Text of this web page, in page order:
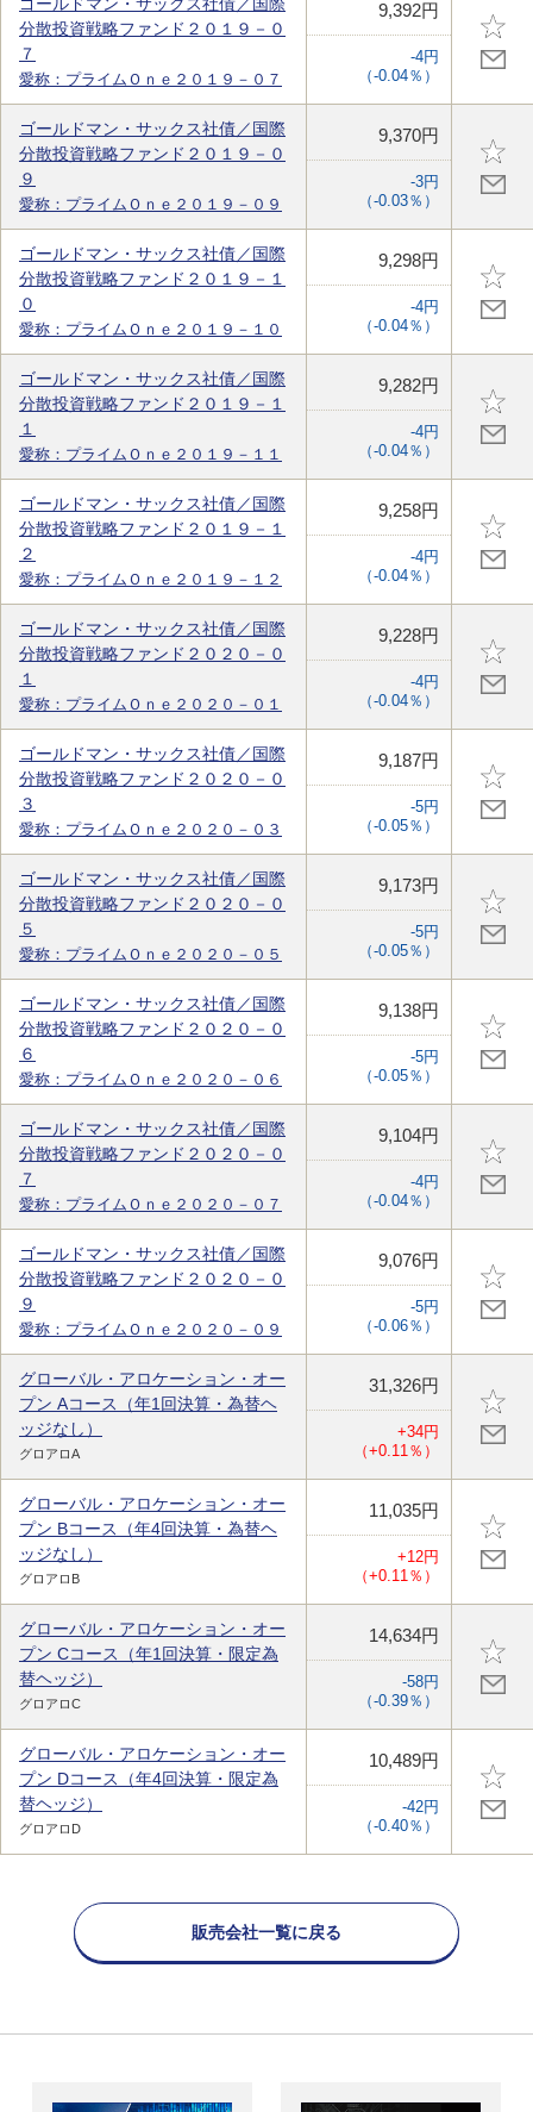
ゴールドマン・サックス社債／国際
分散投資戦略ファンド２０１９－０
７
愛称：プライムＯｎｅ２０１９－０７
9,392円
-4円
（-0.04％）
ゴールドマン・サックス社債／国際
分散投資戦略ファンド２０１９－０
９
愛称：プライムＯｎｅ２０１９－０９
9,370円
-3円
（-0.03％）
ゴールドマン・サックス社債／国際
分散投資戦略ファンド２０１９－１
０
愛称：プライムＯｎｅ２０１９－１０
9,298円
-4円
（-0.04％）
ゴールドマン・サックス社債／国際
分散投資戦略ファンド２０１９－１
１
愛称：プライムＯｎｅ２０１９－１１
9,282円
-4円
（-0.04％）
ゴールドマン・サックス社債／国際
分散投資戦略ファンド２０１９－１
２
愛称：プライムＯｎｅ２０１９－１２
9,258円
-4円
（-0.04％）
ゴールドマン・サックス社債／国際
分散投資戦略ファンド２０２０－０
１
愛称：プライムＯｎｅ２０２０－０１
9,228円
-4円
（-0.04％）
ゴールドマン・サックス社債／国際
分散投資戦略ファンド２０２０－０
３
愛称：プライムＯｎｅ２０２０－０３
9,187円
-5円
（-0.05％）
ゴールドマン・サックス社債／国際
分散投資戦略ファンド２０２０－０
５
愛称：プライムＯｎｅ２０２０－０５
9,173円
-5円
（-0.05％）
ゴールドマン・サックス社債／国際
分散投資戦略ファンド２０２０－０
６
愛称：プライムＯｎｅ２０２０－０６
9,138円
-5円
（-0.05％）
ゴールドマン・サックス社債／国際
分散投資戦略ファンド２０２０－０
７
愛称：プライムＯｎｅ２０２０－０７
9,104円
-4円
（-0.04％）
ゴールドマン・サックス社債／国際
分散投資戦略ファンド２０２０－０
９
愛称：プライムＯｎｅ２０２０－０９
9,076円
-5円
（-0.06％）
グローバル・アロケーション・オー
プン Aコース（年1回決算・為替ヘ
ッジなし）
グロアロA
31,326円
+34円
（+0.11％）
グローバル・アロケーション・オー
プン Bコース（年4回決算・為替ヘ
ッジなし）
グロアロB
11,035円
+12円
（+0.11％）
グローバル・アロケーション・オー
プン Cコース（年1回決算・限定為
替ヘッジ）
グロアロC
14,634円
-58円
（-0.39％）
グローバル・アロケーション・オー
プン Dコース（年4回決算・限定為
替ヘッジ）
グロアロD
10,489円
-42円
（-0.40％）
販売会社一覧に戻る